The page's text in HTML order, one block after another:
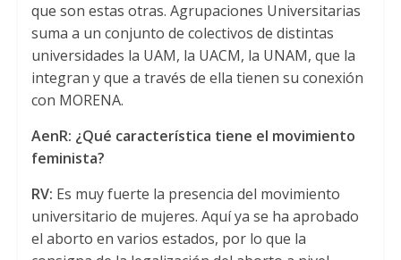
que son estas otras. Agrupaciones Universitarias
suma a un conjunto de colectivos de distintas
universidades la UAM, la UACM, la UNAM, que la
integran y que a través de ella tienen su conexión
con MORENA.
AenR: ¿Qué característica tiene el movimiento
feminista?
RV: Es muy fuerte la presencia del movimiento
universitario de mujeres. Aquí ya se ha aprobado
el aborto en varios estados, por lo que la